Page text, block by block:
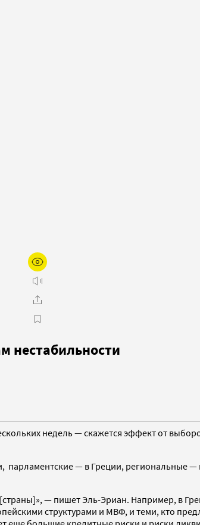
нестабильности
недель — скажется эффект от
— в Греции, региональные
— пишет Эль-Эриан. Например, в
структурами и МВФ, и теми, кто